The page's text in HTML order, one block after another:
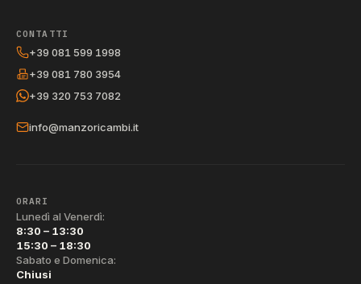
CONTATTI
+39 081 599 1998
+39 081 780 3954
+39 320 753 7082
info@manzoricambi.it
ORARI
Lunedì al Venerdì:
8:30 – 13:30
15:30 – 18:30
Sabato e Domenica:
Chiusi